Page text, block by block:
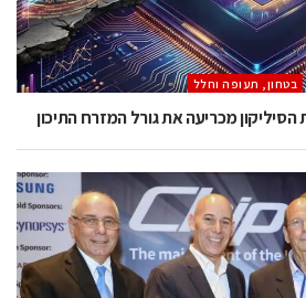
בטחון, תעופה וחלל
הסיליקון מכריעה את גורל המזרח התיכון